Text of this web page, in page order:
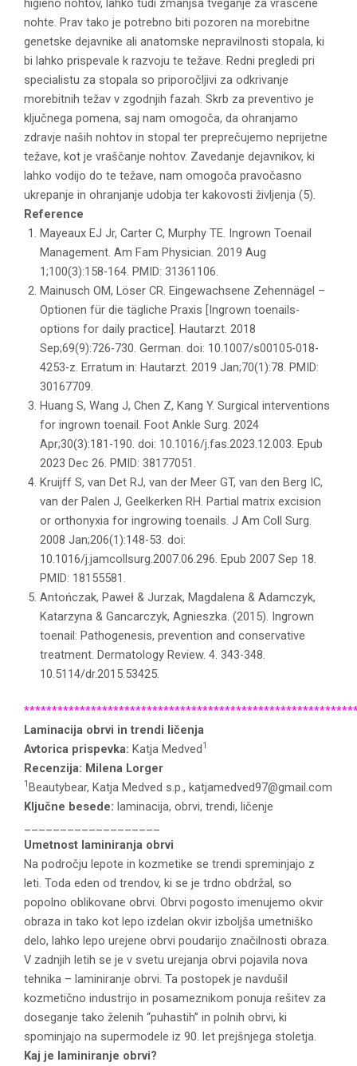
higieno nohtov, lahko tudi zmanjša tveganje za vraščene
nohte. Prav tako je potrebno biti pozoren na morebitne
genetske dejavnike ali anatomske nepravilnosti stopala, ki
bi lahko prispevale k razvoju te težave. Redni pregledi pri
specialistu za stopala so priporočljivi za odkrivanje
morebitnih težav v zgodnjih fazah. Skrb za preventivo je
ključnega pomena, saj nam omogoča, da ohranjamo
zdravje naših nohtov in stopal ter preprečujemo neprijetne
težave, kot je vraščanje nohtov. Zavedanje dejavnikov, ki
lahko vodijo do te težave, nam omogoča pravočasno
ukrepanje in ohranjanje udobja ter kakovosti življenja (5).
Reference
Mayeaux EJ Jr, Carter C, Murphy TE. Ingrown Toenail
Management. Am Fam Physician. 2019 Aug
1;100(3):158-164. PMID: 31361106.
Mainusch OM, Löser CR. Eingewachsene Zehennägel –
Optionen für die tägliche Praxis [Ingrown toenails-
options for daily practice]. Hautarzt. 2018
Sep;69(9):726-730. German. doi: 10.1007/s00105-018-
4253-z. Erratum in: Hautarzt. 2019 Jan;70(1):78. PMID:
30167709.
Huang S, Wang J, Chen Z, Kang Y. Surgical interventions
for ingrown toenail. Foot Ankle Surg. 2024
Apr;30(3):181-190. doi: 10.1016/j.fas.2023.12.003. Epub
2023 Dec 26. PMID: 38177051.
Kruijff S, van Det RJ, van der Meer GT, van den Berg IC,
van der Palen J, Geelkerken RH. Partial matrix excision
or orthonyxia for ingrowing toenails. J Am Coll Surg.
2008 Jan;206(1):148-53. doi:
10.1016/j.jamcollsurg.2007.06.296. Epub 2007 Sep 18.
PMID: 18155581.
Antończak, Paweł & Jurzak, Magdalena & Adamczyk,
Katarzyna & Gancarczyk, Agnieszka. (2015). Ingrown
toenail: Pathogenesis, prevention and conservative
treatment. Dermatology Review. 4. 343-348.
10.5114/dr.2015.53425.
Laminacija obrvi in trendi ličenja
Avtorica prispevka: Katja Medved1
Recenzija: Milena Lorger
1 Beautybear, Katja Medved s.p., katjamedved97@gmail.com
Ključne besede: laminacija, obrvi, trendi, ličenje
Umetnost laminiranja obrvi
Na področju lepote in kozmetike se trendi spreminjajo z
leti. Toda eden od trendov, ki se je trdno obdržal, so
popolno oblikovane obrvi. Obrvi pogosto imenujemo okvir
obraza in tako kot lepo izdelan okvir izboljša umetniško
delo, lahko lepo urejene obrvi poudarijo značilnosti obraza.
V zadnjih letih se je v svetu urejanja obrvi pojavila nova
tehnika – laminiranje obrvi. Ta postopek je navdušil
kozmetično industrijo in posameznikom ponuja rešitev za
doseganje tako želenih “puhastih” in polnih obrvi, ki
spominjajo na supermodele iz 90. let prejšnjega stoletja.
Kaj je laminiranje obrvi?